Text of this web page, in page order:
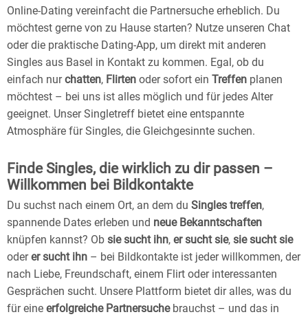
Online-Dating vereinfacht die Partnersuche erheblich. Du
möchtest gerne von zu Hause starten? Nutze unseren Chat
oder die praktische Dating-App, um direkt mit anderen
Singles aus Basel in Kontakt zu kommen. Egal, ob du
einfach nurchatten, Flirten oder sofort ein Treffen planen
möchtest – bei uns ist alles möglich und für jedes Alter
geeignet. Unser Singletreff bietet eine entspannte
Atmosphäre für Singles, die Gleichgesinnte suchen.
Finde Singles, die wirklich zu dir passen –
Willkommen bei Bildkontakte
Du suchst nach einem Ort, an dem du Singles treffen,
spannende Dates erleben und neue Bekanntschaften
knüpfen kannst? Ob sie sucht ihn, er sucht sie, sie sucht sie
oderer sucht ihn – bei Bildkontakte ist jeder willkommen, der
nach Liebe, Freundschaft, einem Flirt oder interessanten
Gesprächen sucht. Unsere Plattform bietet dir alles, was du
für eine erfolgreiche Partnersuchebrauchst – und das in